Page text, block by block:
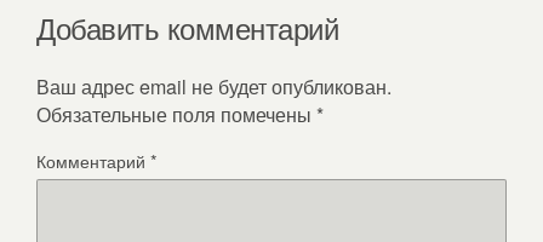
Добавить комментарий
Ваш адрес email не будет опубликован.
Обязательные поля помечены *
Комментарий *